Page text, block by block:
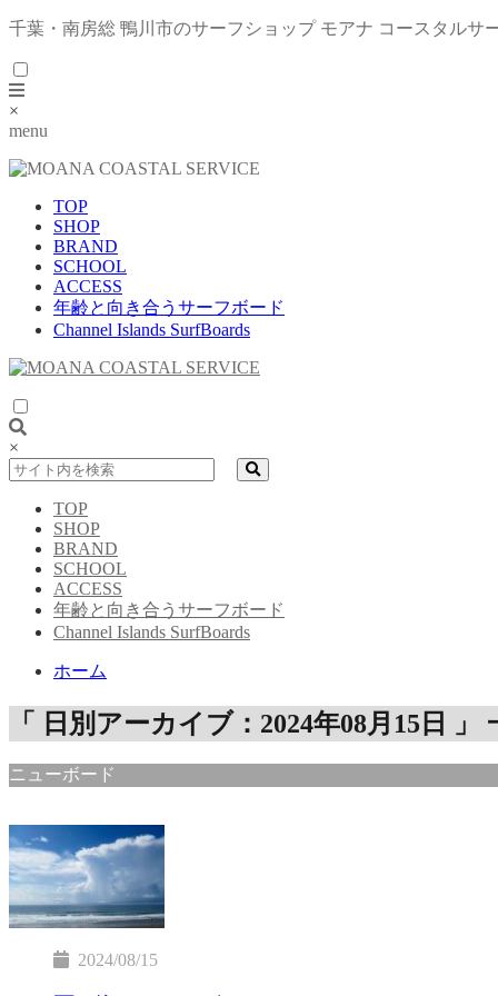
千葉・南房総 鴨川市のサーフショップ モアナ コースタルサ
×
menu
TOP
SHOP
BRAND
SCHOOL
ACCESS
年齢と向き合うサーフボード
Channel Islands SurfBoards
×
TOP
SHOP
BRAND
SCHOOL
ACCESS
年齢と向き合うサーフボード
Channel Islands SurfBoards
ホーム
「 日別アーカイブ：2024年08月15日 」
ニューボード
2024/08/15